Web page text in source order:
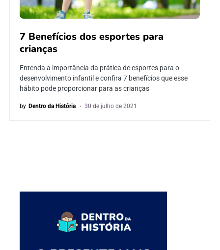
7 Benefícios dos esportes para
crianças
Entenda a importância da prática de esportes para o
desenvolvimento infantil e confira 7 benefícios que esse
hábito pode proporcionar para as crianças
by Dentro da História 30 de julho de 2021